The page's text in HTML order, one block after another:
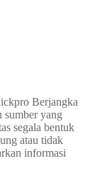
Berjangka
sumber yang
segala bentuk
atau tidak
informasi